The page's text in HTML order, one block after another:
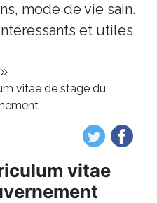
mode de vie sain.
et utiles
vitae de stage du
vitae